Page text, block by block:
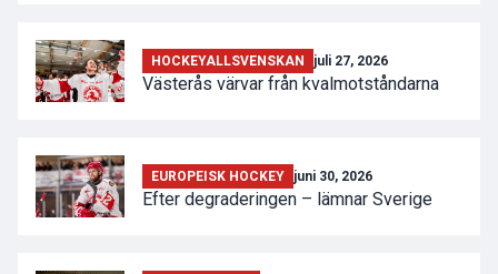
HOCKEYALLSVENSKAN juli 27, 2026
Västerås värvar från kvalmotståndarna
EUROPEISK HOCKEY juni 30, 2026
Efter degraderingen – lämnar Sverige